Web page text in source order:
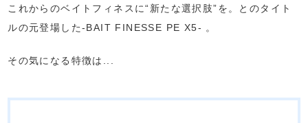
これからのベイトフィネスに“新たな選択肢”を。とのタイト
ルの元登場した-BAIT FINESSE PE X5- 。
その気になる特徴は...